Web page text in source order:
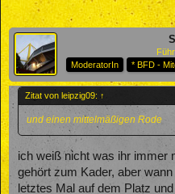
ModeratorIn
* BFD -
Zitat von leipzig09: ↑
und einen mittelmäßigen Rode
ich weiß nicht was ihr immer
gehört zum Kader, aber
letztes Mal auf dem Platz